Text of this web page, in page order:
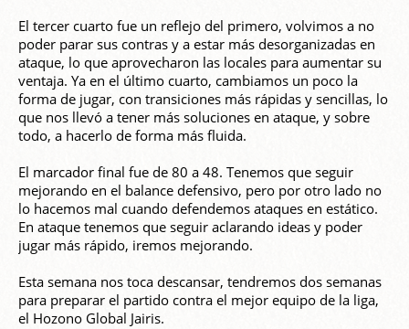
El tercer cuarto fue un reflejo del primero, volvimos a no
poder parar sus contras y a estar más desorganizadas en
ataque, lo que aprovecharon las locales para aumentar su
ventaja. Ya en el último cuarto, cambiamos un poco la
forma de jugar, con transiciones más rápidas y sencillas, lo
que nos llevó a tener más soluciones en ataque, y sobre
todo, a hacerlo de forma más fluida.
El marcador final fue de 80 a 48. Tenemos que seguir
mejorando en el balance defensivo, pero por otro lado no
lo hacemos mal cuando defendemos ataques en estático.
En ataque tenemos que seguir aclarando ideas y poder
jugar más rápido, iremos mejorando.
Esta semana nos toca descansar, tendremos dos semanas
para preparar el partido contra el mejor equipo de la liga,
el Hozono Global Jairis.